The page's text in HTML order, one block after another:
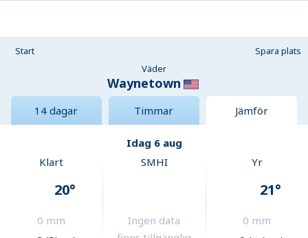
Start
Spara plats
Väder
Waynetown
14 dagar Timmar Jämför
Idag 6 aug
Klart
20°
0 mm
SMHI
Ingen data
Yr
21°
0 mm